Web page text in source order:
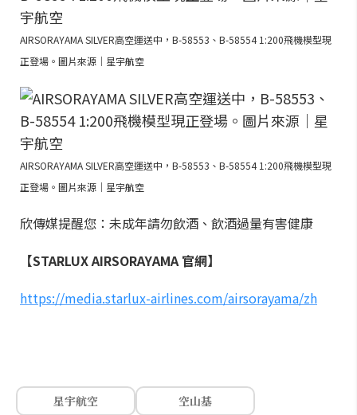
AIRSORAYAMA SILVER高空運送中，B-58553、B-58554 1:200飛機模型現
正登場。圖片來源｜星宇航空
AIRSORAYAMA SILVER高空運送中，B-58553、B-58554 1:200飛機模型現
正登場。圖片來源｜星宇航空
欣傳媒提醒您：未成年請勿飲酒、飲酒過量有害健康
【STARLUX AIRSORAYAMA 官網】
https://media.starlux-airlines.com/airsorayama/zh
星宇航空
空山基